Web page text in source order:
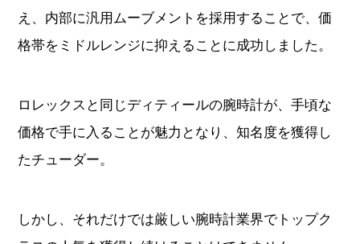
え、内部に汎用ムーブメントを採用することで、価
格帯をミドルレンジに抑えることに成功しました。
ロレックスと同じディティールの腕時計が、手頃な
価格で手に入ることが魅力となり、知名度を獲得し
たチューダー。
しかし、それだけでは厳しい腕時計業界でトップク